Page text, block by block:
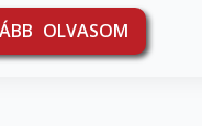
OLVASOM